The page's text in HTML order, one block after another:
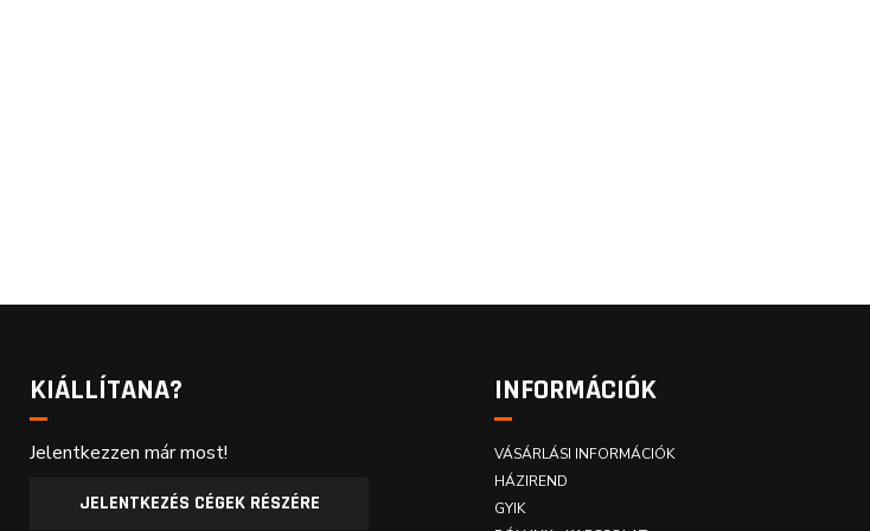
KIÁLLÍTANA?
Jelentkezzen már most!
JELENTKEZÉS CÉGEK RÉSZÉRE
INFORMÁCIÓK
VÁSÁRLÁSI INFORMÁCIÓK
HÁZIREND
GYIK